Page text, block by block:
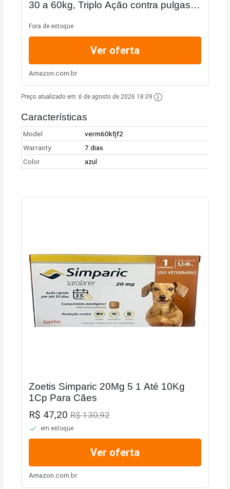
30 a 60kg, Triplo Ação contra pulgas,
Fora de estoque
Ver oferta
Amazon.com.br
Preço atualizado em:6 de agosto de 2026 18:09
Características
Model
verm60kfjf2
Warranty
7 dias
Color
azul
Zoetis Simparic 20Mg 5 1 Até 10Kg
1Cp Para Cães
R$ 47,20R$ 130,92
em estoque
Ver oferta
Amazon.com.br